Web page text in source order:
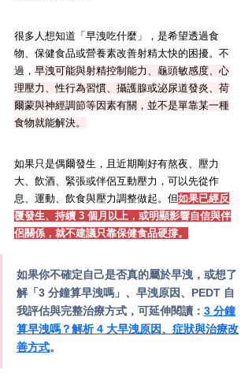
很多人想知道「早洩吃什麼」，是希望透過食
物、保健食品或營養素改善射精太快的困擾。不
過， 早洩可能與射精控制能力、龜頭敏感度、心
理壓力、性行為習慣、攝護腺或泌尿道發炎、荷
爾蒙與神經調節等因素有關，並不是單靠某一種
食物就能解決。
如果只是偶爾發生，且近期剛好有熬夜、壓力
大、飲酒、緊張或伴侶互動壓力，可以先從作
息、運動、飲食與壓力調整做起。但如果已經反
覆發生、持續 3 個月以上，或明顯影響自信與伴
侶關係，就不建議只靠保健食品硬撐。
如果你不確定自己是否真的屬於早洩，或想了
解「3 分鐘算早洩嗎」、早洩原因、PEDT 自
我評估與完整治療方式，可延伸閱讀： 3 分鐘
算早洩嗎？解析 4 大早洩原因、症狀與治療改
善方式。